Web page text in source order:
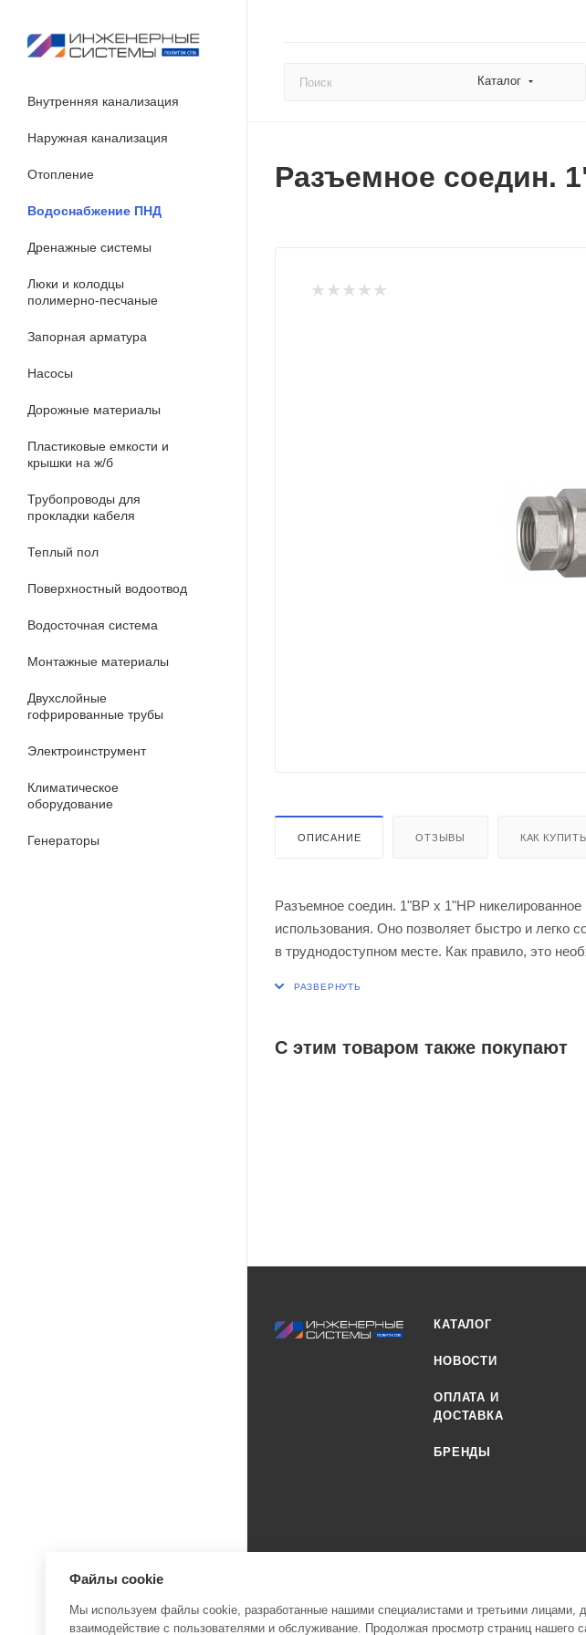
Каталог
Внутренняя канализация
Наружная канализация
Отопление
Водоснабжение ПНД
Дренажные системы
Люки и колодцы
полимерно-песчаные
Запорная арматура
Насосы
Дорожные материалы
Пластиковые емкости и
крышки на ж/б
Трубопроводы для
прокладки кабеля
Теплый пол
Поверхностный водоотвод
Водосточная система
Монтажные материалы
Двухслойные
гофрированные трубы
Электроинструмент
Климатическое
оборудование
Генераторы
Разъемное соедин.
ОПИСАНИЕ ОТЗЫВЫ КАК КУПИТЬ
Разъемное соедин. 1"ВР х 1"НР никелированное
использования. Оно позволяет быстро и легко
в труднодоступном месте. Как правило, это
сегодня наиболее современным, простым,
С этим товаром также покупают
КАТАЛОГ
НОВОСТИ
ОПЛАТА И
ДОСТАВКА
БРЕНДЫ
Файлы cookie
Мы используем файлы cookie, разработанные нашими специалистами и третьими лицами,
взаимодействие с пользователями и обслуживание. Продолжая просмотр страниц